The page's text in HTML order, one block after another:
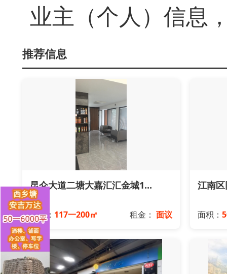
业主（个人）信息
推荐信息
昆仑大道二塘大嘉汇汇金城1...
面积： 117一200㎡ 租金： 面议
江南
面积：